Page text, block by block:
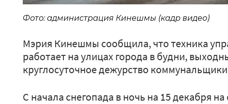
Фото: администрация Кинешмы (кадр видео)
Мэрия Кинешмы сообщила, что техника
работает на улицах города в будни,
круглосуточное дежурство
С начала снегопада в ночь на 15 декабря